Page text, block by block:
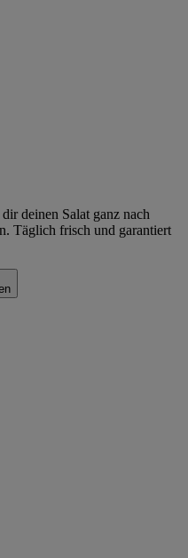
deinen Salat ganz nach
Täglich frisch und garantiert